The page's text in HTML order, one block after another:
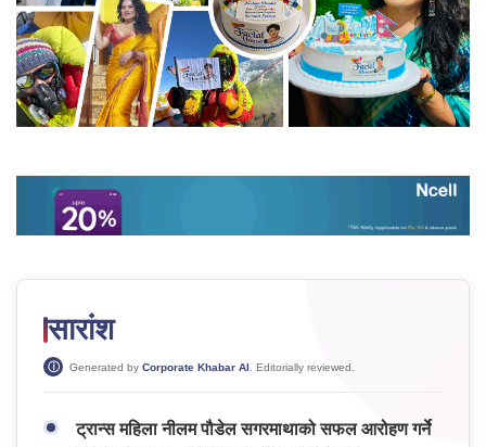
सारांश
Generated by Corporate Khabar AI . Editorially reviewed.
ट्रान्स महिला नीलम पौडेल सगरमाथाको सफल आरोहण गर्ने